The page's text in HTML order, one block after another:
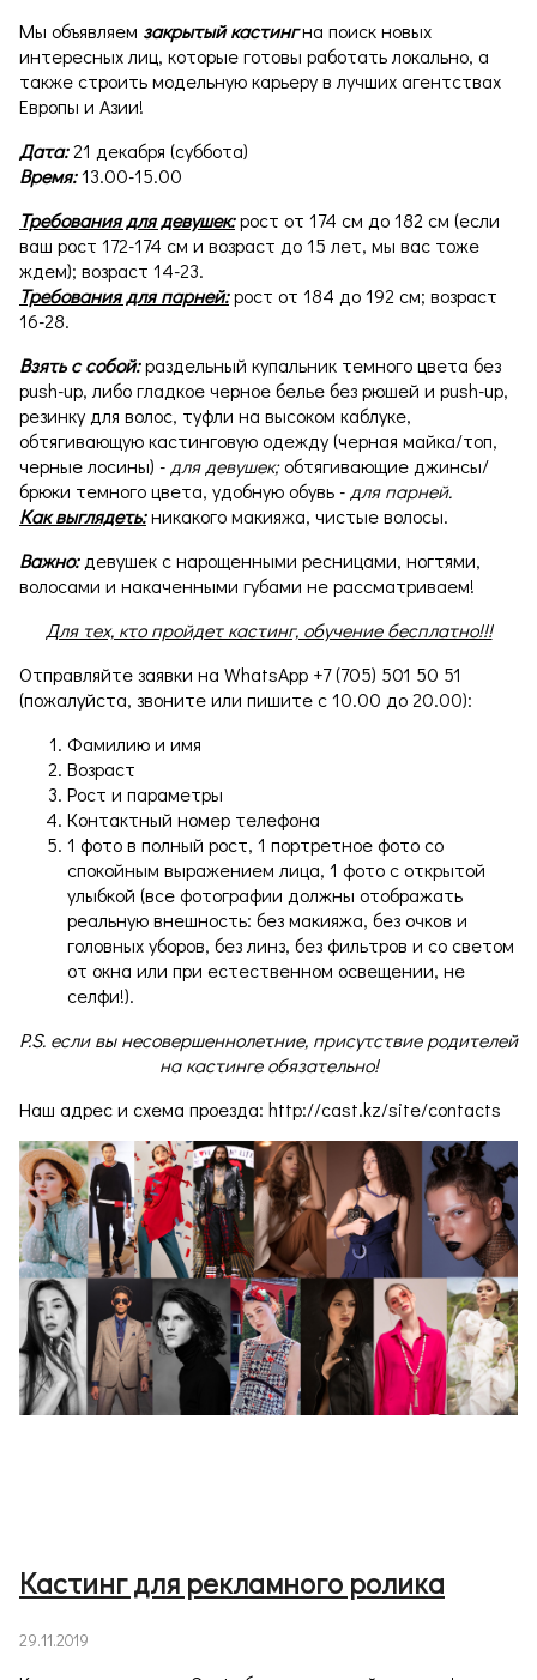
Мы объявляем закрытый кастингна поиск новых
интересных лиц, которые готовы работать локально, а
также строить модельную карьеру в лучших агентствах
Европы и Азии!
Дата:21 декабря (суббота)
Время:13.00-15.00
Требования для девушек:рост от 174 см до 182 см (если
ваш рост 172-174 см и возраст до 15 лет, мы вас тоже
ждем); возраст 14-23.
Требования для парней:рост от 184 до 192 см; возраст
16-28.
Взять с собой:раздельный купальник темного цвета без
push-up, либо гладкое черное белье без рюшей и push-up,
резинку для волос, туфли на высоком каблуке,
обтягивающую кастинговую одежду (черная майка/топ,
черные лосины) -для девушек;обтягивающие джинсы/
брюки темного цвета, удобную обувь -для парней.
Как выглядеть:никакого макияжа, чистые волосы.
Важно:девушек с нарощенными ресницами, ногтями,
волосами и накаченными губами не рассматриваем!
Для тех, кто пройдет кастинг, обучение бесплатно!!!
Отправляйте заявки на WhatsApp +7 (705) 501 50 51
(пожалуйста, звоните или пишите с 10.00 до 20.00):
Фамилию и имя
Возраст
Рост и параметры
Контактный номер телефона
1 фото в полный рост, 1 портретное фото со
спокойным выражением лица, 1 фото с открытой
улыбкой (все фотографии должны отображать
реальную внешность: без макияжа, без очков и
головных уборов, без линз, без фильтров и со светом
от окна или при естественном освещении, не
селфи!).
P.S. если вы несовершеннолетние, присутствие родителей
на кастинге обязательно!
Наш адрес и схема проезда: http://cast.kz/site/contacts
Кастинг для рекламного ролика
29.11.2019